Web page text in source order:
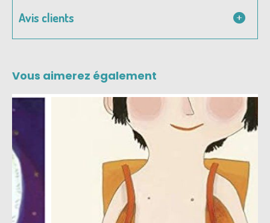
Avis clients
Vous aimerez également